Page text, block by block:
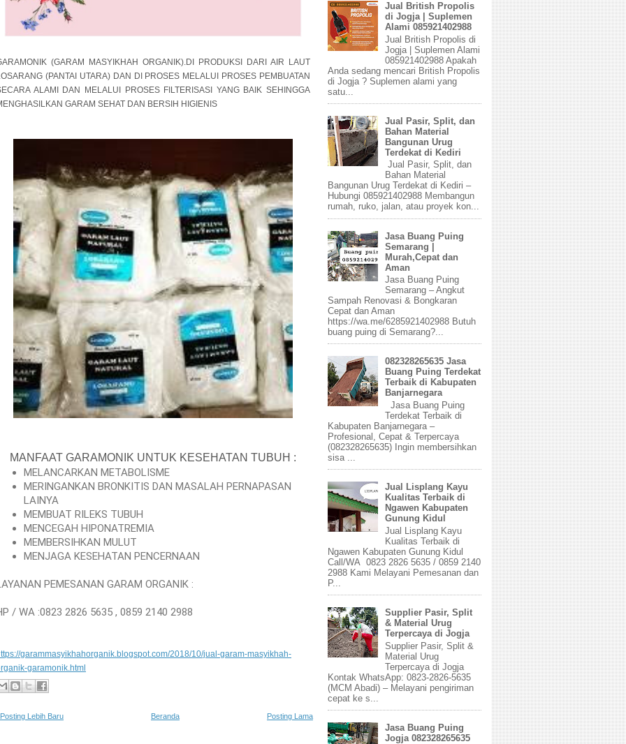
(GARAM MASYIKHAH ORGANIK).DI PRODUKSI DARI AIR LAUT
(PANTAI UTARA) DAN DI PROSES MELALUI PROSES PEMBUATAN
ALAMI DAN MELALUI PROSES FILTERISASI YANG BAIK SEHINGGA
GARAM SEHAT DAN BERSIH HIGIENIS
MANFAAT GARAMONIK UNTUK KESEHATAN TUBUH :
MELANCARKAN METABOLISME
MERINGANKAN BRONKITIS DAN MASALAH PERNAPASAN
LAINYA
MEMBUAT RILEKS TUBUH
MENCEGAH HIPONATREMIA
MEMBERSIHKAN MULUT
MENJAGA KESEHATAN PENCERNAAN
PEMESANAN GARAM ORGANIK :
/ WA :0823 2826 5635 , 0859 2140 2988
garammasyikhahorganik.blogspot.com/2018/10/jual-garam-masyikhah-
garamonik.html
Posting Lebih Baru Posting Lama
Beranda
Jual British Propolis
di Jogja | Suplemen
Alami 085921402988
Jual British Propolis di
Jogja | Suplemen Alami
085921402988 Apakah
Anda sedang mencari British Propolis
di Jogja ? Suplemen alami yang
satu...
Jual Pasir, Split, dan
Bahan Material
Bangunan Urug
Terdekat di Kediri
Jual Pasir, Split, dan
Bahan Material
Bangunan Urug Terdekat di Kediri –
Hubungi 085921402988 Membangun
rumah, ruko, jalan, atau proyek kon...
Jasa Buang Puing
Semarang |
Murah,Cepat dan
Aman
Jasa Buang Puing
Semarang – Angkut
Sampah Renovasi & Bongkaran
Cepat dan Aman
https://wa.me/6285921402988 Butuh
buang puing di Semarang?...
082328265635 Jasa
Buang Puing Terdekat
Terbaik di Kabupaten
Banjarnegara
Jasa Buang Puing
Terdekat Terbaik di
Kabupaten Banjarnegara –
Profesional, Cepat & Terpercaya
(082328265635) Ingin membersihkan
sisa ...
Jual Lisplang Kayu
Kualitas Terbaik di
Ngawen Kabupaten
Gunung Kidul
Jual Lisplang Kayu
Kualitas Terbaik di
Ngawen Kabupaten Gunung Kidul
Call/WA 0823 2826 5635 / 0859 2140
2988 Kami Melayani Pemesanan dan
P...
Supplier Pasir, Split
& Material Urug
Terpercaya di Jogja
Supplier Pasir, Split &
Material Urug
Terpercaya di Jogja
Kontak WhatsApp: 0823-2826-5635
(MCM Abadi) – Melayani pengiriman
cepat ke s...
Jasa Buang Puing
Jogja 082328265635